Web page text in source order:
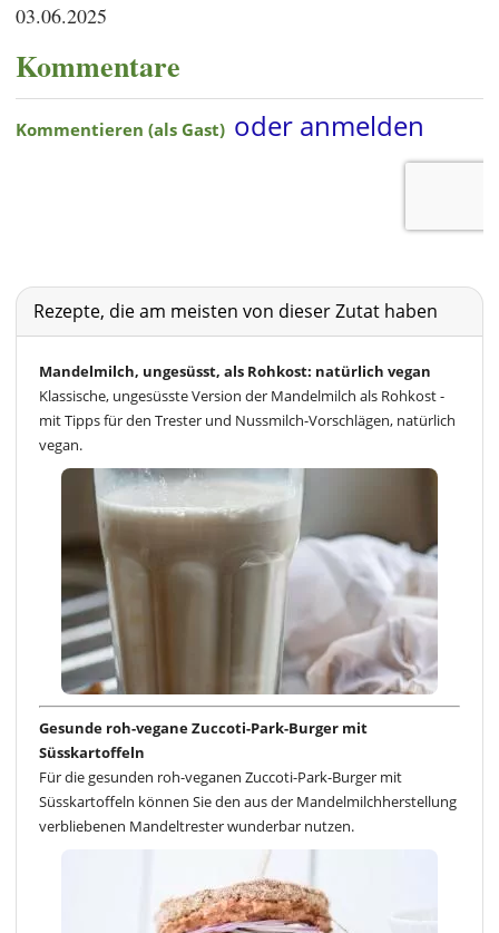
03.06.2025
Kommentare
Rezepte, die am meisten von dieser Zutat haben
Mandelmilch, ungesüsst, als Rohkost: natürlich vegan
Klassische, ungesüsste Version der Mandelmilch als Rohkost -
mit Tipps für den Trester und Nussmilch-Vorschlägen, natürlich
vegan.
Gesunde roh-vegane Zuccoti-Park-Burger mit
Süsskartoffeln
Für die gesunden roh-veganen Zuccoti-Park-Burger mit
Süsskartoffeln können Sie den aus der Mandelmilchherstellung
verbliebenen Mandeltrester wunderbar nutzen.